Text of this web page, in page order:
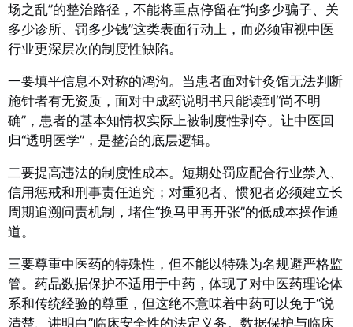
场之乱”的整治路径，不能将重点停留在“拘多少骗子、关
多少诊所、罚多少钱”这类表面行动上，而必须审视中医
行业更深层次的制度性缺陷。
一要填平信息不对称的鸿沟。当患者面对针灸馆无法判断
施针者有无资质，面对中成药说明书只能读到“尚不明
确”，患者的基本知情权实际上被制度性剥夺。让中医回
归“透明医学”，是整治的底层逻辑。
二要提高违法的制度性成本。短期处罚应配合行业禁入、
信用惩戒和刑事责任追究；对重犯者、惯犯者必须建立长
周期追溯问责机制，堵住“换马甲再开张”的低成本操作通
道。
三要尊重中医药的特殊性，但不能以特殊为名规避严格监
管。药品数据保护不适用于中药，体现了对中医药理论体
系和传统经验的尊重，但这绝不意味着中药可以免于“说
清楚、讲明白”临床安全性的法定义务。数据保护与临床